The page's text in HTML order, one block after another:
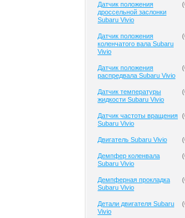
Датчик положения
дроссельной заслонки
Subaru Vivio
(
Датчик положения
коленчатого вала Subaru
Vivio
(
Датчик положения
распредвала Subaru Vivio
(
Датчик температуры
жидкости Subaru Vivio
(
Датчик частоты вращения
Subaru Vivio
(
Двигатель Subaru Vivio (
Демпфер коленвала
Subaru Vivio
(
Демпферная прокладка
Subaru Vivio
(
Детали двигателя Subaru
Vivio
(